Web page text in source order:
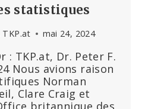
statistiques
TKP.at mai 24, 2024
: TKP.at, Dr. Peter F.
Nous avions raison
Norman
Clare Craig et